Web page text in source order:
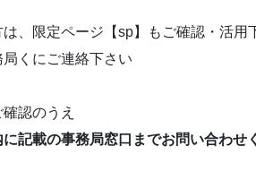
、限定ページ【sp】もご確認・活用
くにご連絡下さい
認のうえ
記載の事務局窓口までお問い合わせ